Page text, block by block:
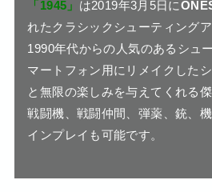
「1945」 は2019年3月5日に
れたクラシックシューティングア
1990年代からの人気のあるシュ
マートフォン用にリメイクした
と無限の楽しみを与えてくれる傑
戦闘機、戦闘仲間、弾薬、銃、
インプレイも可能です。